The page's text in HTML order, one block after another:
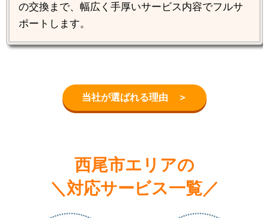
の交換まで、幅広く手厚いサービス内容でフルサ
ポートします。
当社が選ばれる理由 ＞
西尾市エリアの
＼対応サービス一覧／